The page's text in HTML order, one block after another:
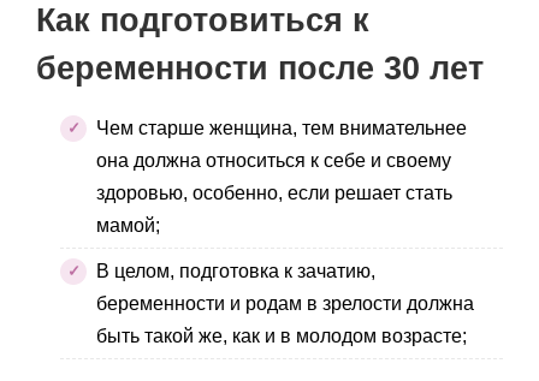
Как подготовиться к
беременности после 30 лет
Чем старше женщина, тем внимательнее
она должна относиться к себе и своему
здоровью, особенно, если решает стать
мамой;
В целом, подготовка к зачатию,
беременности и родам в зрелости должна
быть такой же, как и в молодом возрасте;